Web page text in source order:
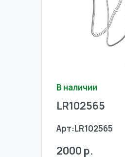
В наличии
LR102565
Арт:LR102565
2000 р.